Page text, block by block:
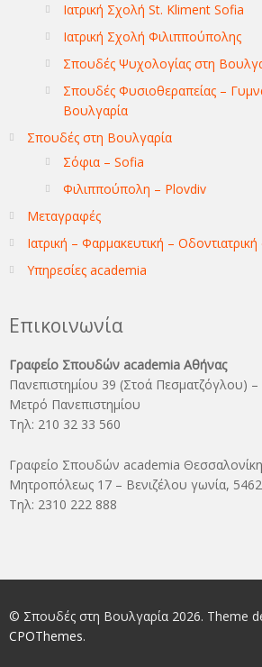
Ιατρική Σχολή St. Kliment Sofia
Ιατρική Σχολή Φιλιππούπολης
Σπουδές Ψυχολογίας στη
Σπουδές Φυσιοθεραπείας –
Βουλγαρία
Σπουδές στη Βουλγαρία
Σόφια – Sofia
Φιλιππούπολη – Plovdiv
Μεταγραφές
Ιατρική – Φαρμακευτική –
Υπηρεσίες academia
Επικοινωνία
Γραφείο Σπουδών academia Αθήνας
Πανεπιστημίου 39 (Στοά Πεσματζόγλου)
Μετρό Πανεπιστημίου
Τηλ: 210 32 33 560
Γραφείο Σπουδών academia
Μητροπόλεως 17 – Βενιζέλου γωνία,
Τηλ: 2310 222 888
© Σπουδές στη Βουλγαρία 2026. Theme
CPOThemes.